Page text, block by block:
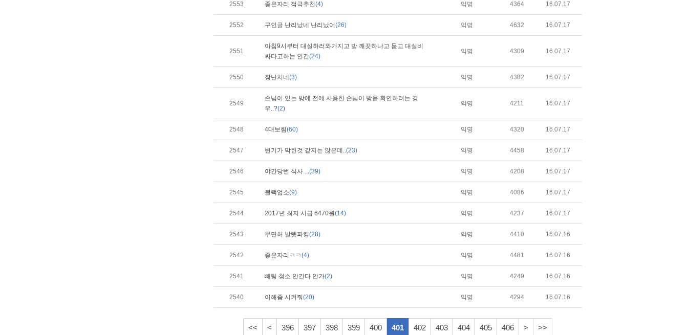
2553 좋은자리 적극추천(4) 익명 4364 16.07.17
2552 구인글 난리났네 난리났어(26) 익명 4632 16.07.17
2551
아침9시부터 대실하러와가지고 방 깨끗하냐고 묻고 대실비
싸다고하는 인간(24)
익명 4309 16.07.17
2550 장난치네 (3) 익명 4382 16.07.17
2549
손님이 있는 방에 전에 사용한 손님이 방을 확인하려는 경
우..?(2)
익명 4211 16.07.17
2548 4대보험(60) 익명 4320 16.07.17
2547 변기가 막힌것 같지는 않은데..(23) 익명 4458 16.07.17
2546 야간당번 식사 ...(39) 익명 4208 16.07.17
2545 블랙업소(9) 익명 4086 16.07.17
2544 2017년 최저 시급 6470원(14) 익명 4237 16.07.17
2543 무면허 발렛파킹(28) 익명 4410 16.07.16
2542 좋은자리ㅋㅋ(4) 익명 4481 16.07.16
2541 빼팅 청소 안간다 안가(2) 익명 4249 16.07.16
2540 이해좀 시켜줘(20) 익명 4294 16.07.16
<< < 396 397 398 399 400 401 402 403 404 405 406 > >>